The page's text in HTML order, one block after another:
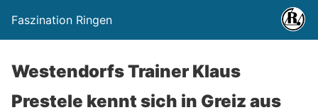
Faszination Ringen
Westendorfs Trainer Klaus
Prestele kennt sich in Greiz aus